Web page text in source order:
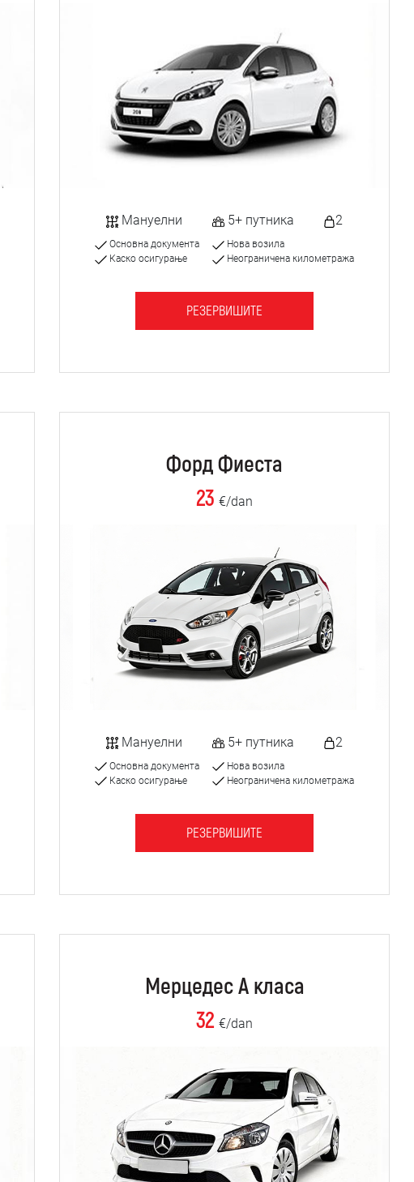
Мануелни 5+ путника 2
Основна документа
Каско осигурање
Нова возила
Неограничена километража
РЕЗЕРВИШИТЕ
Форд Фиеста
23 €/dan
Мануелни 5+ путника 2
Основна документа
Каско осигурање
Нова возила
Неограничена километража
РЕЗЕРВИШИТЕ
Мерцедес А класа
32 €/dan